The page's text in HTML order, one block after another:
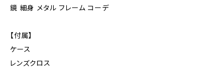
鏡 細身 メタル フレーム コーデ
【付属】
ケース
レンズクロス